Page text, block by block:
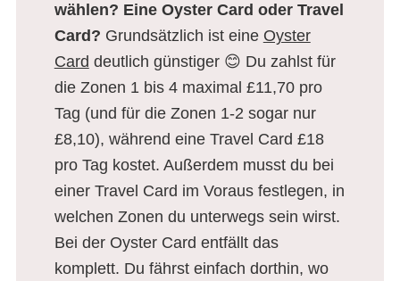
wählen? Eine Oyster Card oder Travel
Card? Grundsätzlich ist eine Oyster
Card deutlich günstiger 😊 Du zahlst für
die Zonen 1 bis 4 maximal £11,70 pro
Tag (und für die Zonen 1-2 sogar nur
£8,10), während eine Travel Card £18
pro Tag kostet. Außerdem musst du bei
einer Travel Card im Voraus festlegen, in
welchen Zonen du unterwegs sein wirst.
Bei der Oyster Card entfällt das
komplett. Du fährst einfach dorthin, wo